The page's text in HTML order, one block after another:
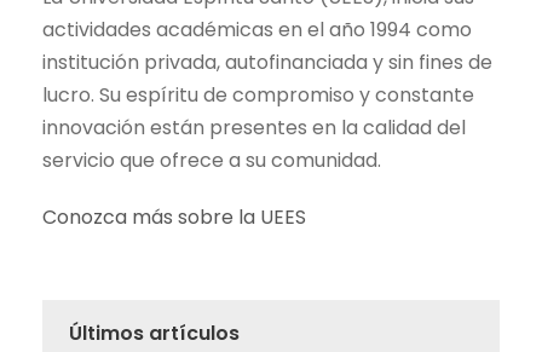
actividades académicas en el año 1994 como
institución privada, autofinanciada y sin fines de
lucro. Su espíritu de compromiso y constante
innovación están presentes en la calidad del
servicio que ofrece a su comunidad.
Conozca más sobre la UEES
Últimos artículos